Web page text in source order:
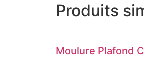
Produits
Moulure Plafond